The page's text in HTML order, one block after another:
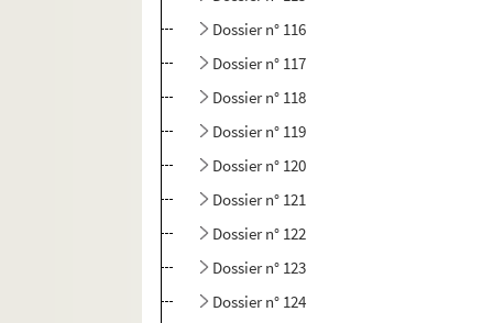
Dossier n° 116
Dossier n° 117
Dossier n° 118
Dossier n° 119
Dossier n° 120
Dossier n° 121
Dossier n° 122
Dossier n° 123
Dossier n° 124